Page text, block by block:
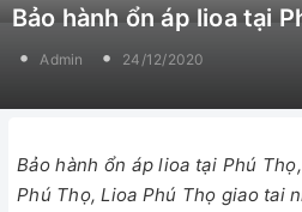
Bảo hành ổn áp lioa tại
Admin 24/12/2020
Bảo hành ổn áp lioa tại Phú
Phú Thọ, Lioa Phú Thọ giao tai